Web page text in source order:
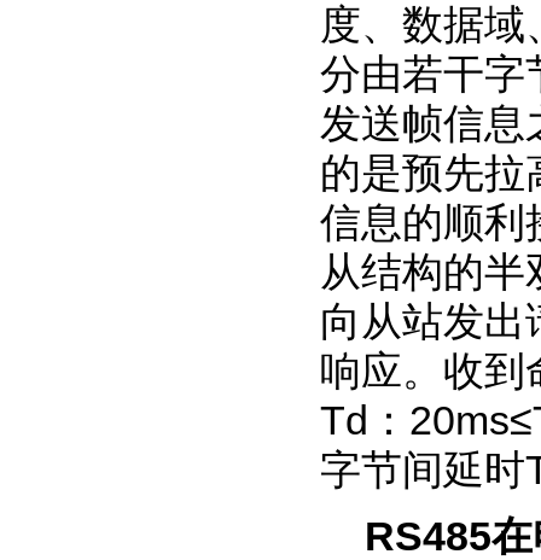
度、数据
分由若干字
发送帧信息
的是预先拉
信息的顺
从结构的
向从站发出
响应。收到
Td：
字节间延时
RS485